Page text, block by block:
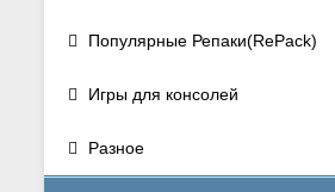
Популярные Репаки(RePack)
Игры для консолей
Разное